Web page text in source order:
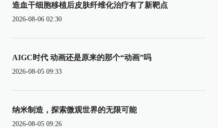
造血干细胞移植后皮肤纤维化治疗有了新靶点
2026-08-06 02:30
AIGC时代 动画还是原来的那个“动画”吗
2026-08-05 09:33
纳米制造，探索微观世界的无限可能
2026-08-05 09:26